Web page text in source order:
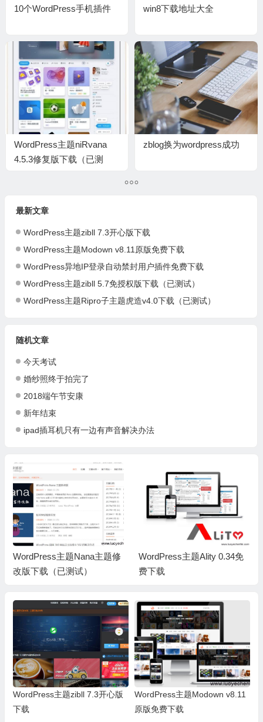
10个WordPress手机插件 win8下载地址大全
WordPress主题niRvana
4.5.3修复版下载（已测
zblog换为wordpress成功
最新文章
WordPress主题zibll 7.3开心版下载
WordPress主题Modown v8.11原版免费下载
WordPress异地IP登录自动禁封用户插件免费下载
WordPress主题zibll 5.7免授权版下载（已测试）
WordPress主题Ripro子主题虎造v4.0下载（已测试）
随机文章
今天考试
婚纱照终于拍完了
2018端午节安康
新年结束
ipad插耳机只有一边有声音解决办法
WordPress主题Nana主题修
改版下载（已测试）
WordPress主题Ality 0.34免
费下载
WordPress主题zibll 7.3开心版
下载
WordPress主题Modown v8.11
原版免费下载